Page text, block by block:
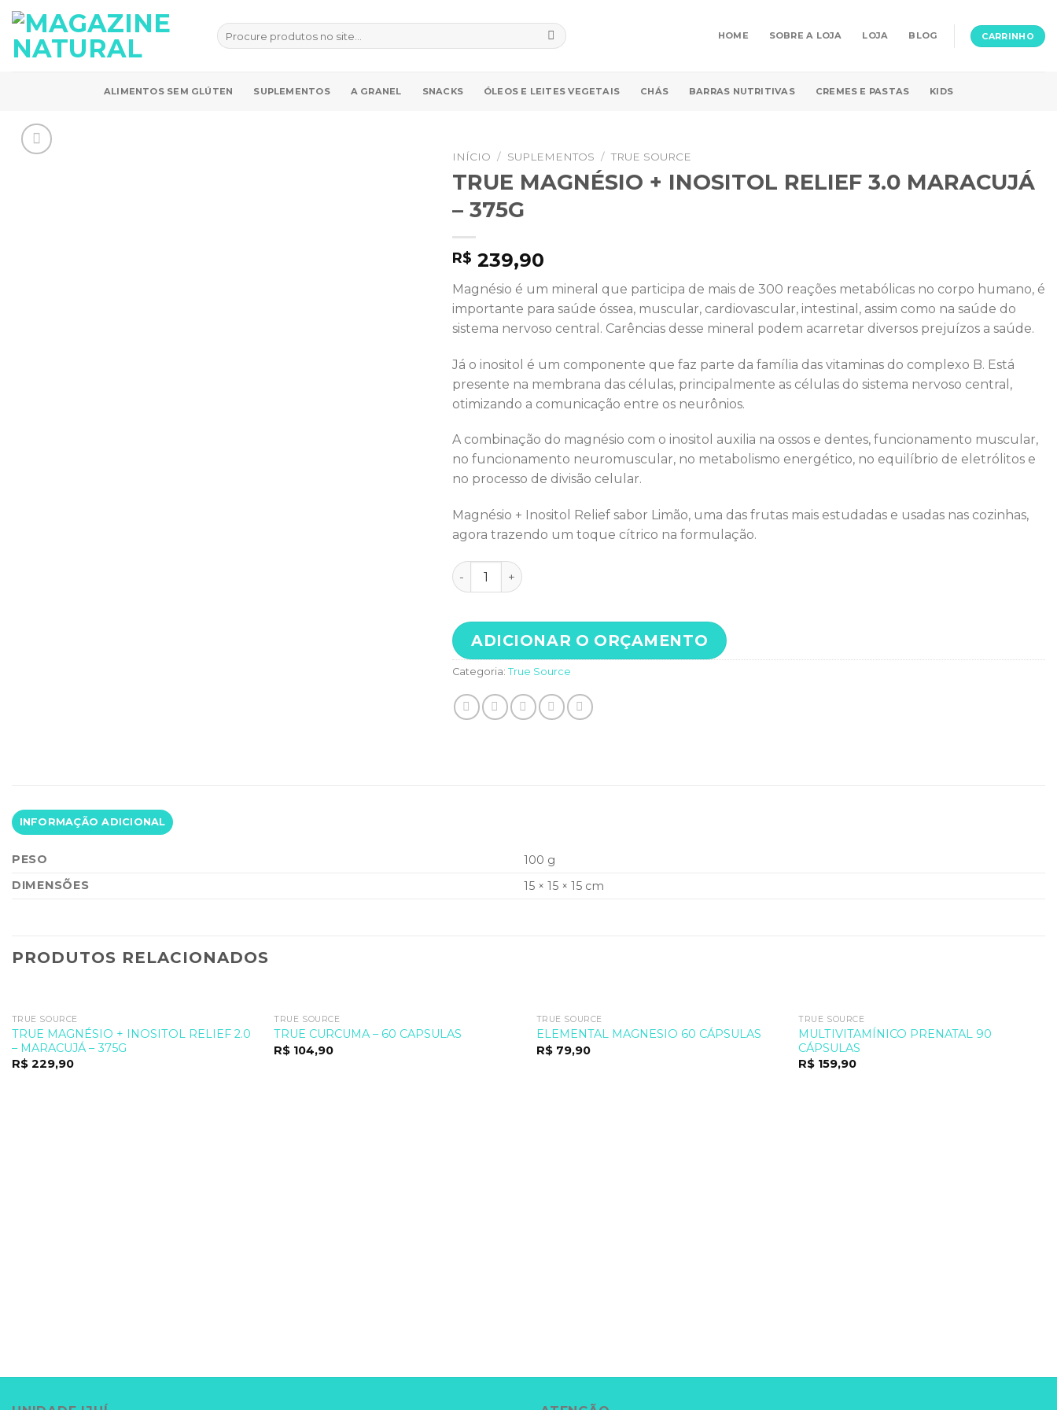
Skip
to
content
Pesquisar
por:
HOME SOBRE A LOJA LOJA BLOG CARRINHO
ALIMENTOS SEM GLÚTEN SUPLEMENTOS A GRANEL SNACKS ÓLEOS E LEITES VEGETAIS CHÁS BARRAS NUTRITIVAS CREMES E PASTAS KIDS
INÍCIO / SUPLEMENTOS / TRUE SOURCE
TRUE MAGNÉSIO + INOSITOL RELIEF 3.0 MARACUJÁ
– 375G
R$ 239,90
Magnésio é um mineral que participa de mais de 300 reações metabólicas no corpo humano, é
importante para saúde óssea, muscular, cardiovascular, intestinal, assim como na saúde do
sistema nervoso central. Carências desse mineral podem acarretar diversos prejuízos a saúde.
Já o inositol é um componente que faz parte da família das vitaminas do complexo B. Está
presente na membrana das células, principalmente as células do sistema nervoso central,
otimizando a comunicação entre os neurônios.
A combinação do magnésio com o inositol auxilia na ossos e dentes, funcionamento muscular,
no funcionamento neuromuscular, no metabolismo energético, no equilíbrio de eletrólitos e
no processo de divisão celular.
Magnésio + Inositol Relief sabor Limão, uma das frutas mais estudadas e usadas nas cozinhas,
agora trazendo um toque cítrico na formulação.
TRUE MAGNÉSIO + INOSITOL RELIEF 3.0 MARACUJÁ - 375G quantidade
ADICIONAR O ORÇAMENTO
Categoria: True Source
INFORMAÇÃO ADICIONAL
PESO
100 g
DIMENSÕES
15 × 15 × 15 cm
PRODUTOS RELACIONADOS
TRUE SOURCE
TRUE MAGNÉSIO + INOSITOL RELIEF 2.0
– MARACUJÁ – 375G
R$229,90
TRUE SOURCE
TRUE CURCUMA – 60 CAPSULAS
R$ 104,90
TRUE SOURCE
ELEMENTAL MAGNESIO 60 CÁPSULAS
R$79,90
TRUE SOURCE
MULTIVITAMÍNICO PRENATAL 90
CÁPSULAS
R$ 159,90